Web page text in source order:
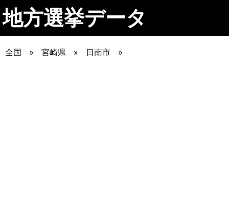
地方選挙データ
全国 宮崎県 日南市